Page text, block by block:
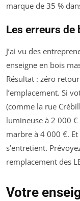
marque de 35 %
Les erreurs
J’ai vu des
enseigne en bois
Résultat : zéro
l’emplacement. Si
(comme la rue
lumineuse à 2 000 €
marbre à 4 000 €. Et
s’entretient.
remplacement des
Votre